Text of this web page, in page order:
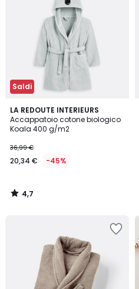
Saldi
LA REDOUTE INTERIEURS
Accappatoio cotone biologico
Koala 400 g/m2
36,99 €
20,34 € -45%
4,7
/ 5
4,7
/